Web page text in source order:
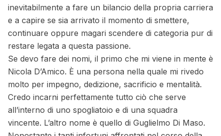
inevitabilmente a fare un bilancio della propria carriera
e a capire se sia arrivato il momento di smettere,
continuare oppure magari scendere di categoria pur di
restare legata a questa passione.
Se devo fare dei nomi, il primo che mi viene in mente è
Nicola D’Amico. È una persona nella quale mi rivedo
molto per impegno, dedizione, sacrificio e mentalità.
Credo incarni perfettamente tutto ciò che serve
all’interno di uno spogliatoio e di una squadra
vincente. L’altro nome è quello di Guglielmo Di Maso.